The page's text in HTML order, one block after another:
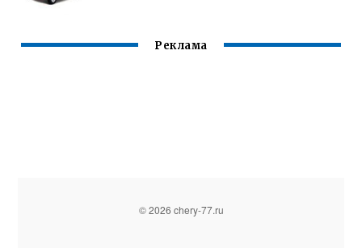
Реклама
© 2026 chery-77.ru